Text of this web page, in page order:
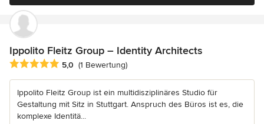
Ippolito Fleitz Group – Identity Architects
Durchschnittliche Bewertung: 5 von 5 Sternen
5,0 (1 Bewertung)
Ippolito Fleitz Group ist ein multidisziplinäres Studio für
Gestaltung mit Sitz in Stuttgart. Anspruch des Büros ist es, die
komplexe Identitä...